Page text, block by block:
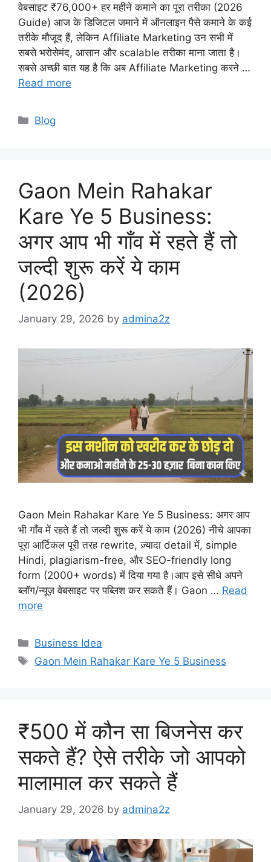
वेबसाइट ₹76,000+ हर महीने कमाने का पूरा तरीका (2026
Guide) आज के डिजिटल जमाने में ऑनलाइन पैसे कमाने के कई
तरीके मौजूद हैं, लेकिन Affiliate Marketing उन सभी में
सबसे भरोसेमंद, आसान और scalable तरीका माना जाता है।
सबसे अच्छी बात यह है कि अब Affiliate Marketing करने …
Read more
Categories
Blog
Gaon Mein Rahakar
Kare Ye 5 Business:
अगर आप भी गाँव में रहते हैं तो
जल्दी शुरू करें ये काम
(2026)
January 29, 2026 by admina2z
Gaon Mein Rahakar Kare Ye 5 Business: अगर आप
भी गाँव में रहते हैं तो जल्दी शुरू करें ये काम (2026) नीचे आपका
पूरा आर्टिकल पूरी तरह rewrite, ज़्यादा detail में, simple
Hindi, plagiarism-free, और SEO-friendly long
form (2000+ words) में दिया गया है।आप इसे सीधे अपने
ब्लॉग/न्यूज़ वेबसाइट पर पब्लिश कर सकते हैं। Gaon … Read
more
Categories
Business Idea
Tags
Gaon Mein Rahakar Kare Ye 5 Business
₹500 में कौन सा बिजनेस कर
सकते हैं? ऐसे तरीके जो आपको
मालामाल कर सकते हैं
January 29, 2026 by admina2z